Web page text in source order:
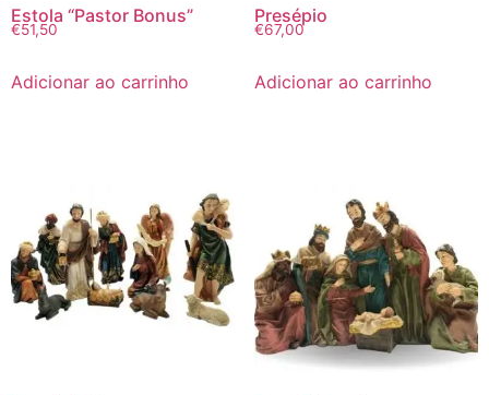
Estola “Pastor Bonus”
€51,50
Adicionar ao carrinho
Presépio
€67,00
Adicionar ao carrinho